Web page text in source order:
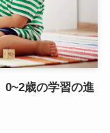
0~2歳の学習の進